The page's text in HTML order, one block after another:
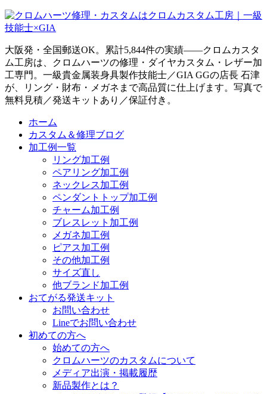
大阪発・全国郵送OK。累計5,844件の実績——クロムカスタ
ム工房は、クロムハーツの修理・ダイヤカスタム・レザー加
工専門。一級貴金属装身具製作技能士／GIA GGの店長 石津
が、リング・財布・メガネまで高品質に仕上げます。写真で
無料見積／発送キットあり／保証付き。
ホーム
カスタム＆修理ブログ
加工例一覧
リング加工例
ペアリング加工例
ネックレス加工例
ペンダントトップ加工例
チャーム加工例
ブレスレット加工例
メガネ加工例
ピアス加工例
その他加工例
サイズ直し
他ブランド加工例
おてがる発送キット
お問い合わせ
Lineでお問い合わせ
初めての方へ
始めての方へ
クロムハーツのカスタムについて
メディア出演・掲載履歴
新品製作とは？